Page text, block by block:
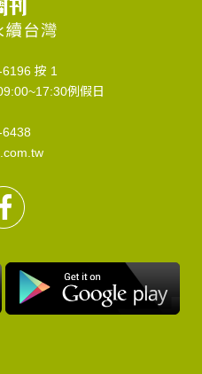
按 1
例假日